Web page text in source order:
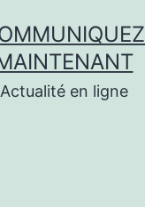
Actualité en ligne